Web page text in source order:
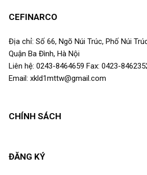
CEFINARCO
Địa chỉ: Số 66, Ngõ Núi Trúc, Phố Núi
Quận Ba Đình, Hà Nội
Liên hệ: 0243-8464659 Fax: 0423-
Email: xkld1mttw@gmail.com
CHÍNH SÁCH
ĐĂNG KÝ